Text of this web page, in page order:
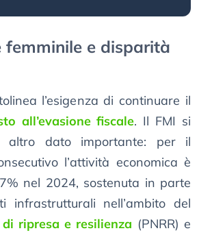
femminile e disparità
l’esigenza di continuare il
all’evasione fiscale. Il FMI si
altro dato importante: per il
l’attività economica è
nel 2024, sostenuta in parte
infrastrutturali nell’ambito del
ripresa e resilienza (PNRR) e